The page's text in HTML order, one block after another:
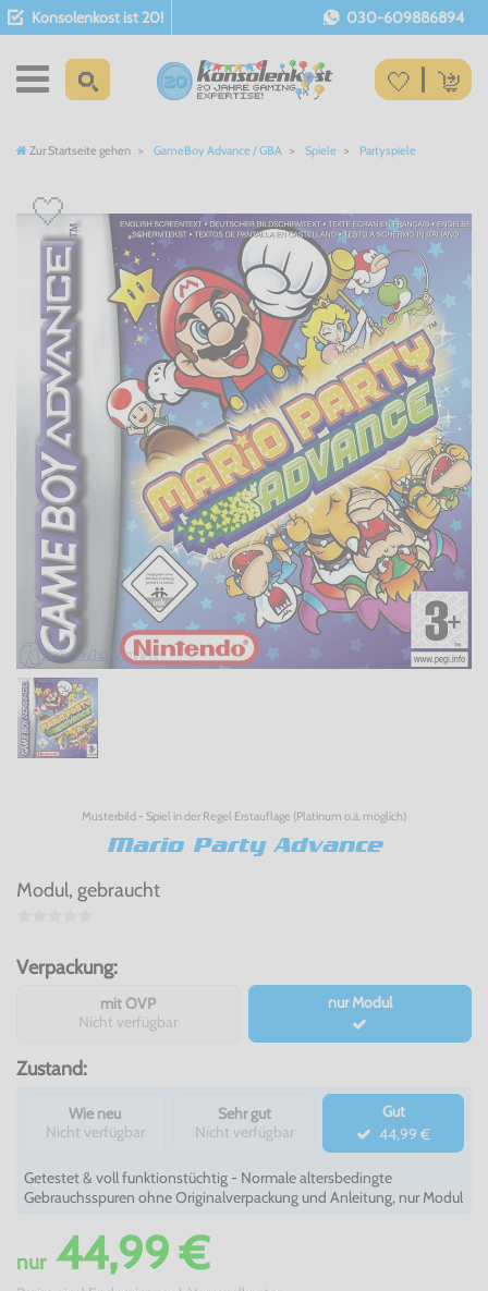
Konsolenkost ist 20! 030-609886894
Zur Startseite gehen GameBoy Advance / GBA Spiele Partyspiele
Musterbild - Spiel in der Regel Erstauflage (Platinum o.ä. möglich)
Mario Party Advance
Modul, gebraucht
Verpackung:
mit OVP
Nicht verfügbar
nur Modul
Zustand:
Wie neu
Nicht verfügbar
Sehr gut
Nicht verfügbar
Gut
44,99 €
Getestet & voll funktionstüchtig - Normale altersbedingte
Gebrauchsspuren ohne Originalverpackung und Anleitung, nur Modul
nur44,99 €